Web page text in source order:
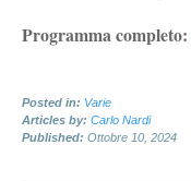
Programma completo:
Posted in: Varie
Articles by: Carlo Nardi
Published: Ottobre 10, 2024